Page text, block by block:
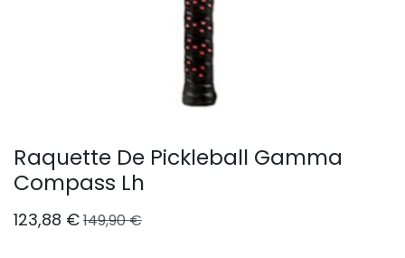
Raquette De Pickleball Gamma
Compass Lh
123,88 €149,90€